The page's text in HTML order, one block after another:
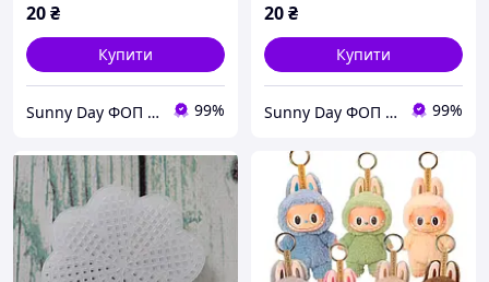
20₴
Купити
Sunny Day ФОП Пода Анастасія Ігорівна 99%
20₴
Купити
Sunny Day ФОП Пода Анастасія Ігорівна 99%